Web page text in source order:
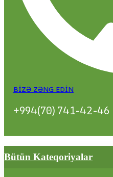
BIZƏ ZƏNG EDIN
+994(70) 741-42-46
Bütün Kateqoriyalar